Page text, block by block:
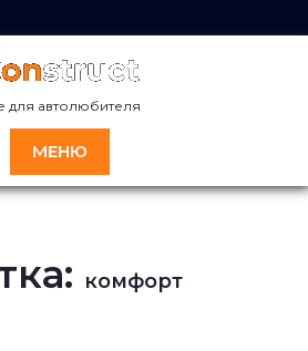
для автолюбителя
МЕНЮ
комфорт